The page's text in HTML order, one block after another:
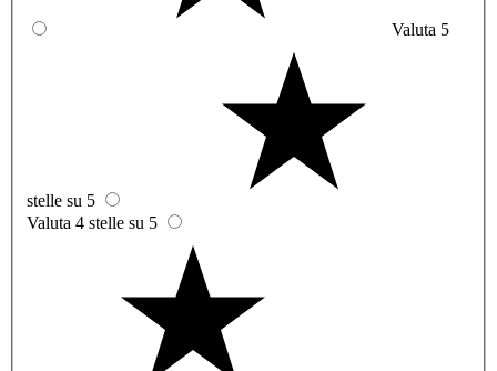
Valuta 5
stelle su 5
Valuta 4 stelle su 5